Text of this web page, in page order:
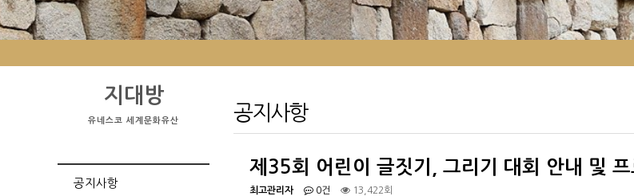
지대방
유네스코 세계문화유산
공지사항
공지사항
제35회 어린이 글짓기, 그리기 대회 안내 및 프
최고관리자 0건 13,422회